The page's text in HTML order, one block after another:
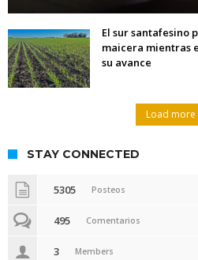
El sur santafesino
maicera mientras
su avance
Load more
STAY CONNECTED
5305 Posteos
495 Comentarios
3 Members